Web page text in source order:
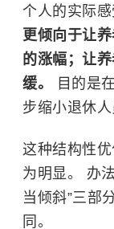
个人的实际
更倾向于让
的涨幅；让
缓。
目的是
步缩小退休人
这种结构性
为明显。 办
当倾斜”三部
同。